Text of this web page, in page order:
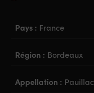
Pays : France
Région : Bordeaux
Appellation : Pauillac